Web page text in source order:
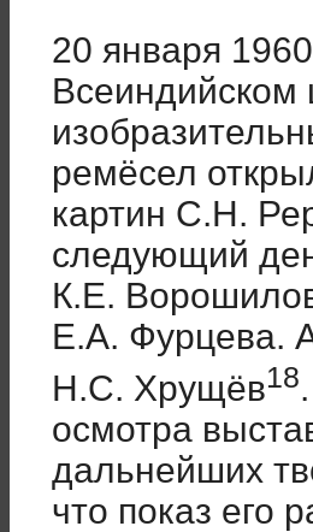
20 января
Всеиндийском
ремёсел
картин С.Н.
следующий
К.Е.
Е.А. Фурцева.
Н.С. Хрущёв18
осмотра
дальнейших
что показ его